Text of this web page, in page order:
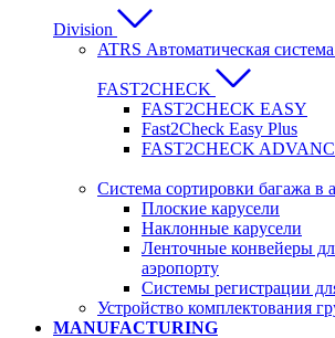
Division
ATRS Автоматическая система
FAST2CHECK
FAST2CHECK EASY
Fast2Check Easy Plus
FAST2CHECK
Система сортировки багажа в
Плоские карусели
Наклонные карусели
Ленточные конвейеры
аэропорту
Системы регистрации
Устройство комплектования
MANUFACTURING